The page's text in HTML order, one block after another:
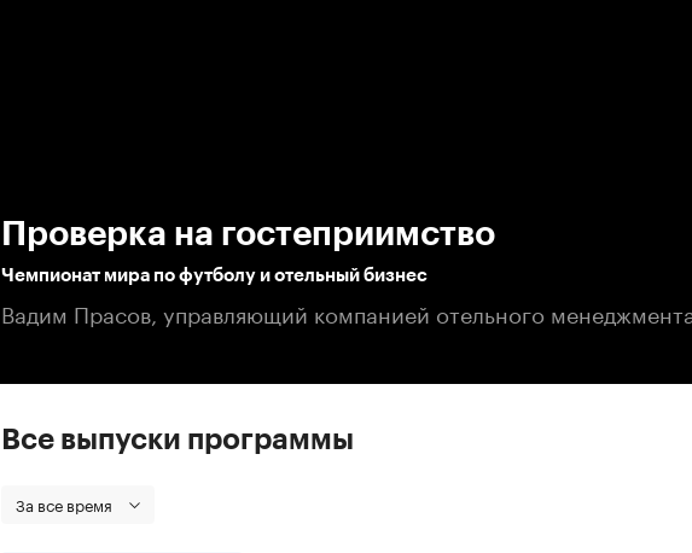
Проверка на гостеприимство
Чемпионат мира по футболу и отельный бизнес
Вадим Прасов, управляющий компанией отельного
Все выпуски программы
За все время